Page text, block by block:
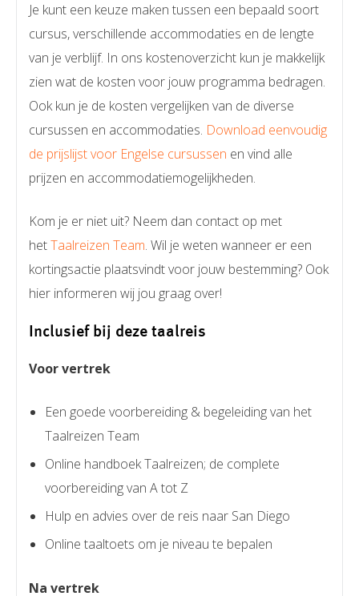
Je kunt een keuze maken tussen een bepaald soort
cursus, verschillende accommodaties en de lengte
van je verblijf. In ons kostenoverzicht kun je makkelijk
zien wat de kosten voor jouw programma bedragen.
Ook kun je de kosten vergelijken van de diverse
cursussen en accommodaties. Download eenvoudig
de prijslijst voor Engelse cursussen en vind alle
prijzen en accommodatiemogelijkheden.
Kom je er niet uit? Neem dan contact op met
hetTaalreizen Team. Wil je weten wanneer er een
kortingsactie plaatsvindt voor jouw bestemming? Ook
hier informeren wij jou graag over!
Inclusief bij deze taalreis
Voor vertrek
Een goede voorbereiding & begeleiding van het
Taalreizen Team
Online handboek Taalreizen; de complete
voorbereiding van A tot Z
Hulp en advies over de reis naar San Diego
Online taaltoets om je niveau te bepalen
Na vertrek